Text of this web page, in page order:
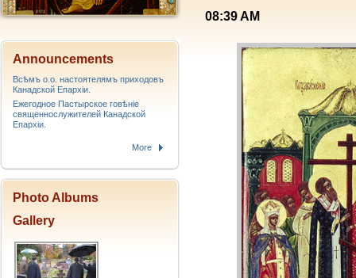
08:39 AM
Announcements
Всѣмъ о.о. настоятелямъ приходовъ
Канадской Епархiи.
Ежегодное Пастырское говѣніе
священнослужителей Канадской
Епархіи.
More
Photo Albums
Gallery